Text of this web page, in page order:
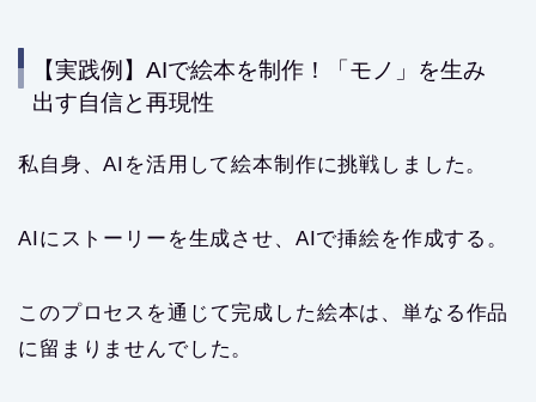
【実践例】AIで絵本を制作！「モノ」を生み
出す自信と再現性
私自身、AIを活用して絵本制作に挑戦しました。
AIにストーリーを生成させ、AIで挿絵を作成する。
このプロセスを通じて完成した絵本は、単なる作品
に留まりませんでした。